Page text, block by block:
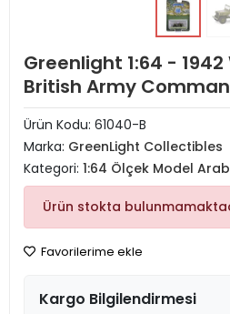
Greenlight 1:64 -
British Army
Ürün Kodu: 61040-B
Marka: GreenLight Collectibles
Kategori: 1:64 Ölçek Model
Ürün stokta
Favorilerime ekle
Kargo Bilgilendirmesi